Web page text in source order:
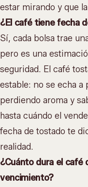
estar mirando y que
¿El café tiene fecha
Sí, cada bolsa trae
pero es una
seguridad. El café
estable: no se echa a
perdiendo aroma y
hasta cuándo el
fecha de tostado te
realidad.
¿Cuánto dura el café
vencimiento?